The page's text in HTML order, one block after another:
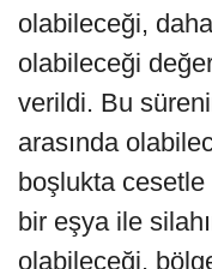
olabileceği,
olabileceği
verildi. Bu
arasında
boşlukta cesetle
bir eşya ile
olabileceği,